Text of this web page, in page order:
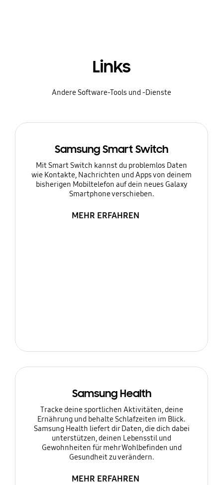
Links
Andere Software-Tools und -Dienste
Samsung Smart Switch
Mit Smart Switch kannst du problemlos Daten
wie Kontakte, Nachrichten und Apps von deinem
bisherigen Mobiltelefon auf dein neues Galaxy
Smartphone verschieben.
MEHR ERFAHREN
Samsung Health
Tracke deine sportlichen Aktivitäten, deine
Ernährung und behalte Schlafzeiten im Blick.
Samsung Health liefert dir Daten, die dich dabei
unterstützen, deinen Lebensstil und
Gewohnheiten für mehr Wohlbefinden und
Gesundheit zu verändern.
MEHR ERFAHREN